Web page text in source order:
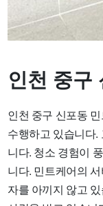
인천 중구
인천 중구 신포동
수행하고 있습니다.
니다. 청소 경험이
니다. 민트케어의
자를 아끼지 않고